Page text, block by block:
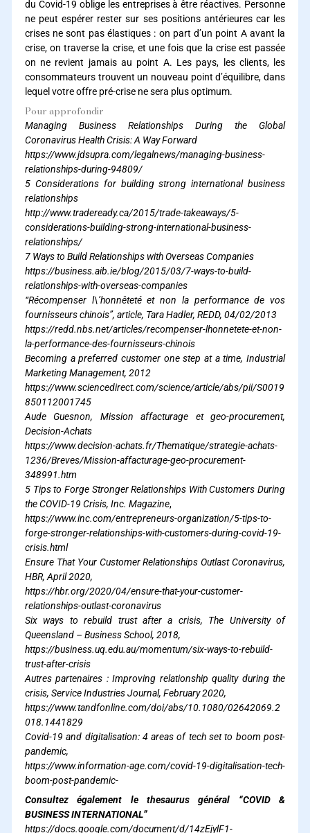
du Covid-19 oblige les entreprises à être réactives. Personne
ne peut espérer rester sur ses positions antérieures car les
crises ne sont pas élastiques : on part d’un point A avant la
crise, on traverse la crise, et une fois que la crise est passée
on ne revient jamais au point A. Les pays, les clients, les
consommateurs trouvent un nouveau point d’équilibre, dans
lequel votre offre pré-crise ne sera plus optimum.
Pour approfondir
Managing Business Relationships During the Global
Coronavirus Health Crisis: A Way Forward
https://www.jdsupra.com/legalnews/managing-business-
relationships-during-94809/
5 Considerations for building strong international business
relationships
http://www.tradeready.ca/2015/trade-takeaways/5-
considerations-building-strong-international-business-
relationships/
7 Ways to Build Relationships with Overseas Companies
https://business.aib.ie/blog/2015/03/7-ways-to-build-
relationships-with-overseas-companies
“Récompenser l\’honnêteté et non la performance de vos
fournisseurs chinois”, article, Tara Hadler, REDD, 04/02/2013
https://redd.nbs.net/articles/recompenser-lhonnetete-et-non-
la-performance-des-fournisseurs-chinois
Becoming a preferred customer one step at a time, Industrial
Marketing Management, 2012
https://www.sciencedirect.com/science/article/abs/pii/S0019
850112001745
Aude Guesnon, Mission affacturage et geo-procurement,
Decision-Achats
https://www.decision-achats.fr/Thematique/strategie-achats-
1236/Breves/Mission-affacturage-geo-procurement-
348991.htm
5 Tips to Forge Stronger Relationships With Customers During
the COVID-19 Crisis, Inc. Magazine,
https://www.inc.com/entrepreneurs-organization/5-tips-to-
forge-stronger-relationships-with-customers-during-covid-19-
crisis.html
Ensure That Your Customer Relationships Outlast Coronavirus,
HBR, April 2020,
https://hbr.org/2020/04/ensure-that-your-customer-
relationships-outlast-coronavirus
Six ways to rebuild trust after a crisis, The University of
Queensland – Business School, 2018,
https://business.uq.edu.au/momentum/six-ways-to-rebuild-
trust-after-crisis
Autres partenaires : Improving relationship quality during the
crisis, Service Industries Journal, February 2020,
https://www.tandfonline.com/doi/abs/10.1080/02642069.2
018.1441829
Covid-19 and digitalisation: 4 areas of tech set to boom post-
pandemic,
https://www.information-age.com/covid-19-digitalisation-tech-
boom-post-pandemic-
Consultez également le thesaurus général “COVID &
BUSINESS INTERNATIONAL”
https://docs.google.com/document/d/14zEjylF1-